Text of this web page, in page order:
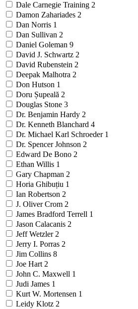
Dale Carnegie Training 2
Damon Zahariades 2
Dan Norris 1
Dan Sullivan 2
Daniel Goleman 9
David J. Schwartz 2
David Rubenstein 2
Deepak Malhotra 2
Don Hutson 1
Doru Șupeală 2
Douglas Stone 3
Dr. Benjamin Hardy 2
Dr. Kenneth Blanchard 4
Dr. Michael Karl Schroeder 1
Dr. Spencer Johnson 2
Edward De Bono 2
Ethan Willis 1
Gary Chapman 2
Horia Ghibuțiu 1
Ian Robertson 2
J. Oliver Crom 2
James Bradford Terrell 1
Jason Calacanis 2
Jeff Wetzler 2
Jerry I. Porras 2
Jim Collins 8
Joe Hart 2
John C. Maxwell 1
Judi James 1
Kurt W. Mortensen 1
Leidy Klotz 2